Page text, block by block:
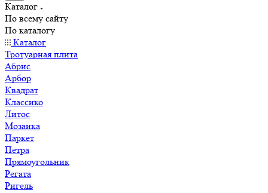
Каталог
По всему сайту
По каталогу
Каталог
Тротуарная плита
Абрис
Арбор
Квадрат
Классико
Литос
Мозаика
Паркет
Петра
Прямоугольник
Регата
Ригель